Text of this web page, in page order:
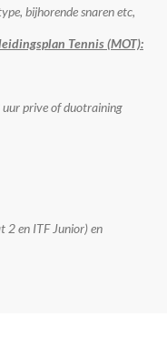
bijhorende snaren etc,
Tennis (MOT):
prive of duotraining
2 en ITF Junior) en